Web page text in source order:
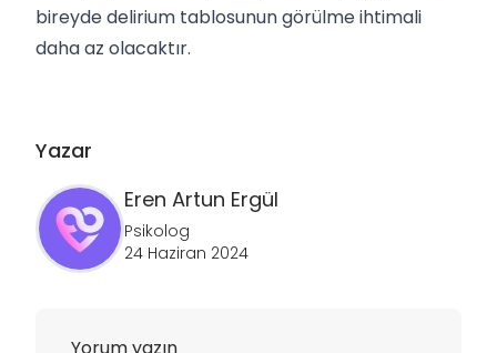
bireyde delirium tablosunun görülme ihtimali
daha az olacaktır.
Yazar
Eren Artun Ergül
Psikolog
24 Haziran 2024
Yorum yazın